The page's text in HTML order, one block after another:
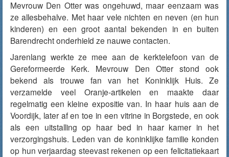
Mevrouw Den Otter was ongehuwd, maar eenzaam was
ze allesbehalve. Met haar vele nichten en neven (en hun
kinderen) en een groot aantal bekenden in en buiten
Barendrecht onderhield ze nauwe contacten.
Jarenlang werkte ze mee aan de kerktelefoon van de
Gereformeerde Kerk. Mevrouw Den Otter stond ook
bekend als trouwe fan van het Koninklijk Huis. Ze
verzamelde veel Oranje-artikelen en maakte daar
regelmatig een kleine expositie van. In haar huis aan de
Voordijk, later af en toe in een vitrine in Borgstede, en ook
als een uitstalling op haar bed in haar kamer in het
verzorgingshuis. Leden van de koninklijke familie konden
op hun verjaardag steevast rekenen op een felicitatiekaart